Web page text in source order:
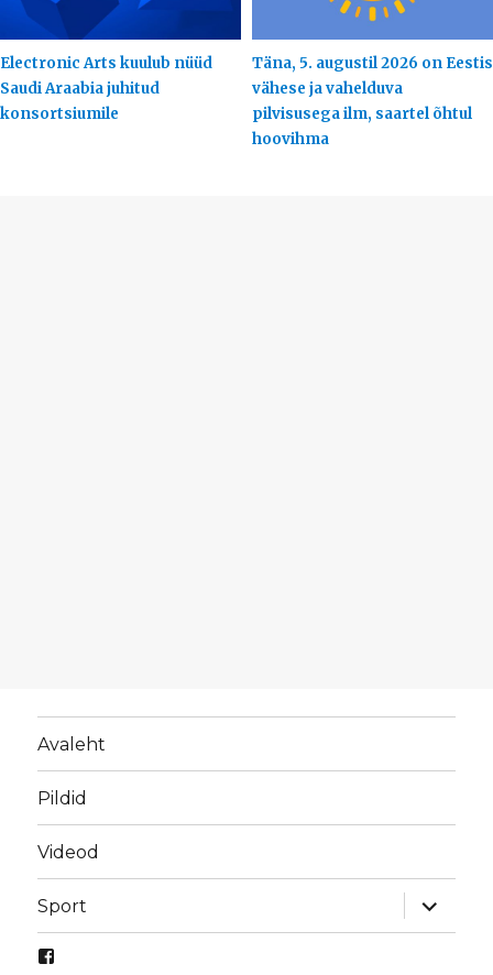
Electronic Arts kuulub nüüd
Saudi Araabia juhitud
konsortsiumile
Täna, 5. augustil 2026 on Eestis
vähese ja vahelduva
pilvisusega ilm, saartel õhtul
hoovihma
Avaleht
Pildid
Videod
Sport
laienda